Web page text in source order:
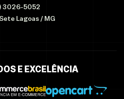
3026-5052
Lagoas / MG
E EXCELÊNCIA